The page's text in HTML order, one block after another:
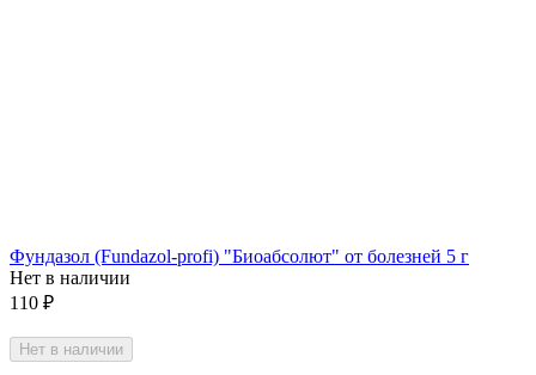
Фундазол (Fundazol-profi) "Биоабсолют" от болезней 5 г
Нет в наличии
110 ₽
Нет в наличии